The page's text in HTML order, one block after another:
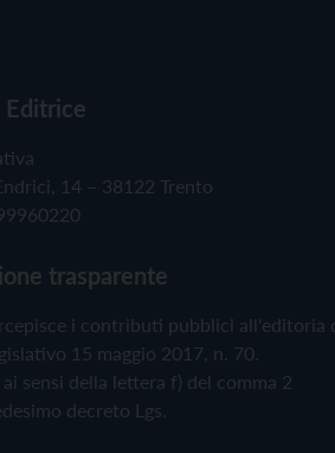
Editrice
14 – 38122 Trento
trasparente
i contributi pubblici all'editoria
15 maggio 2017, n. 70.
sensi della lettera f) del comma 2
decreto Lgs.